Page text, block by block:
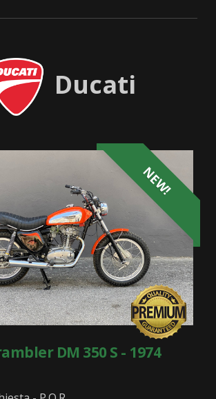
Ducati
NEW!
DM 350 S - 1974